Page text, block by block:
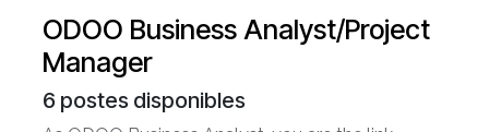
ODOO Business Analyst/Project
Manager
6 postes disponibles